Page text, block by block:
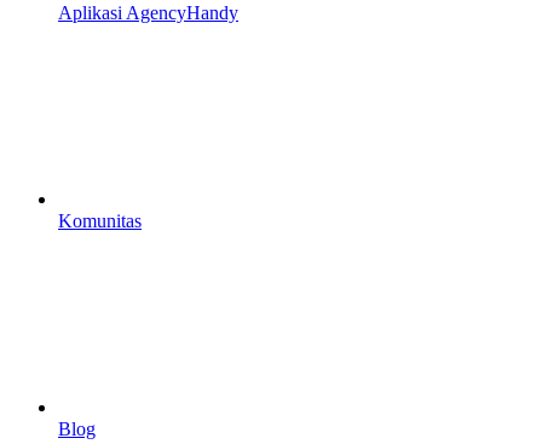
Aplikasi AgencyHandy
Komunitas
Blog